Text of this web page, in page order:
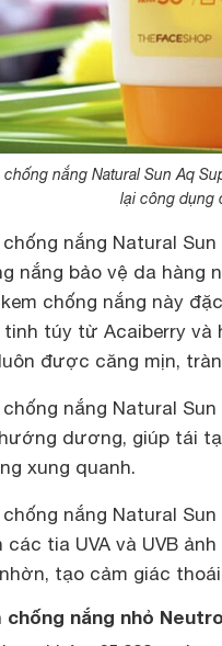
chống nắng Natural Sun Aq
lại công dụng
chống nắng Natural
nắng bảo vệ da hàng
kem chống nắng này
túy từ Acaiberry và
được căng mịn,
chống nắng Natural
dương, giúp tái
xung quanh.
chống nắng Natural
các tia UVA và UVB
tạo cảm giác
chống nắng nhỏ